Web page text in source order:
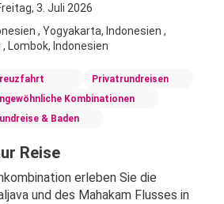
3. Juli 2026
, Yogyakarta, Indonesien ,
Lombok, Indonesien
Privatrundreisen
Kombinationen
& Baden
Reise
erleben Sie die
und des Mahakam Flusses in